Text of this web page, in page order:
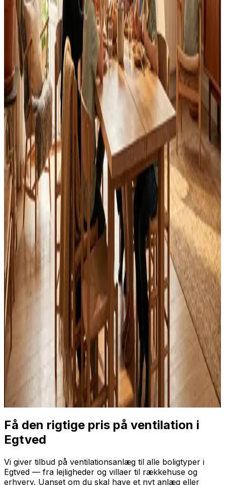
Svar inden 24 timer
Professionel installation
Få tilbud nu
Ring70 60 30 04
Få den rigtige pris på ventilation i
Egtved
Vi giver tilbud på ventilationsanlæg til alle boligtyper i
Egtved — fra lejligheder og villaer til rækkehuse og
erhverv. Uanset om du skal have et nyt anlæg eller